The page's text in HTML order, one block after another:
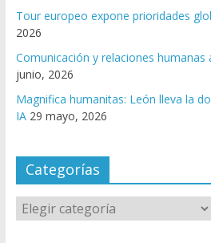
Tour europeo expone prioridades
2026
Comunicación y relaciones
junio, 2026
Magnifica humanitas: León lleva la
IA 29 mayo, 2026
Categorías